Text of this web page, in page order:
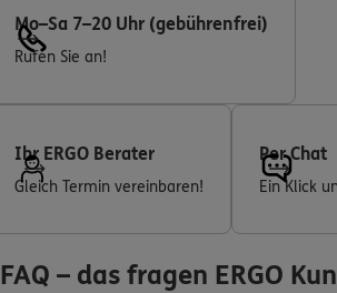
Mo–Sa 7–20 Uhr (gebührenfrei)
Rufen Sie an!
Ihr ERGO Berater
Gleich Termin vereinbaren!
Per Chat
Ein Klick
FAQ – das fragen ERGO